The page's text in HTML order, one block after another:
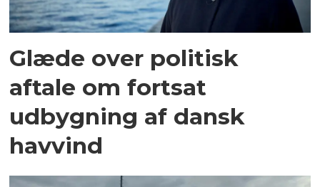
Glæde over politisk
aftale om fortsat
udbygning af dansk
havvind